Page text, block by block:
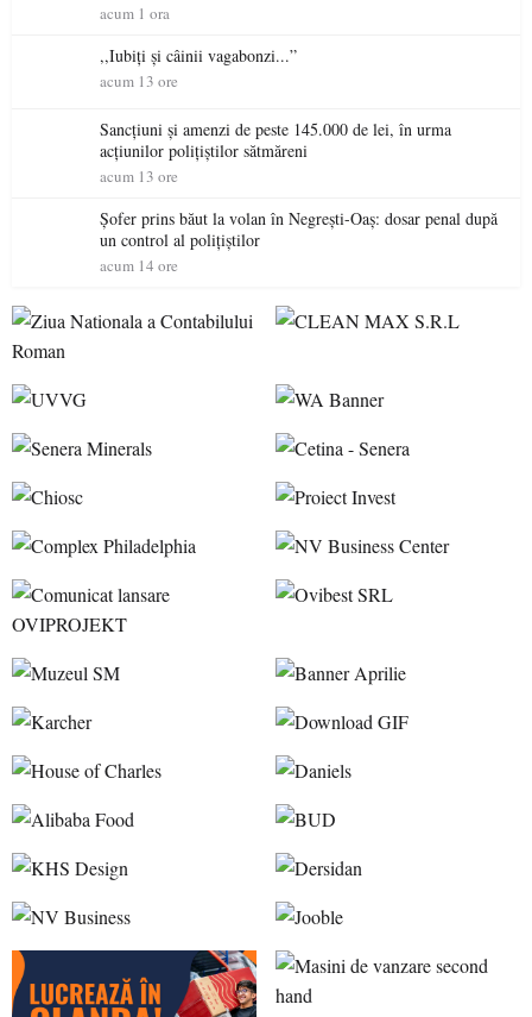
acum 1 ora
,,Iubiți și câinii vagabonzi...”
acum 13 ore
Sancțiuni și amenzi de peste 145.000 de lei, în urma
acțiunilor polițiștilor sătmăreni
acum 13 ore
Șofer prins băut la volan în Negrești-Oaș: dosar penal după
un control al polițiștilor
acum 14 ore